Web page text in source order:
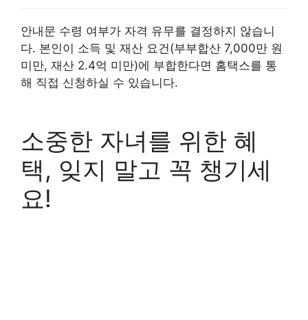
안내문 수령 여부가 자격 유무를 결정하지 않습니
다. 본인이 소득 및 재산 요건(부부합산 7,000만 원
미만, 재산 2.4억 미만)에 부합한다면 홈택스를 통
해 직접 신청하실 수 있습니다.
소중한 자녀를 위한 혜
택, 잊지 말고 꼭 챙기세
요!